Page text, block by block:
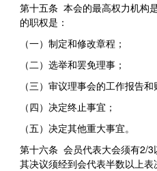
第十五条 本会的最高权力机构
的职权是：
（一）制定和修改章程；
（二）选举和罢免理事；
（三）审议理事会的工作报告和
（四）决定终止事宜；
（五）决定其他重大事宜。
第十六条 会员代表大会须有2/3
其决议须经到会代表半数以上表